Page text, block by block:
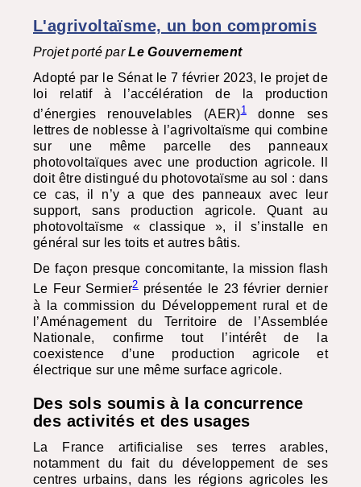
L'agrivoltaïsme, un bon compromis
Projet porté parLe Gouvernement
Adopté par le Sénat le 7 février 2023, le projet de
loi relatif à l’accélération de la production
d’énergies renouvelables (AER)1donne ses
lettres de noblesse à l’agrivoltaïsme qui combine
sur une même parcelle des panneaux
photovoltaïques avec une production agricole. Il
doit être distingué du photovotaïsme au sol : dans
ce cas, il n’y a que des panneaux avec leur
support, sans production agricole. Quant au
photovoltaïsme « classique », il s’installe en
général sur les toits et autres bâtis.
De façon presque concomitante, la mission flash
Le Feur Sermier2présentée le 23 février dernier
à la commission du Développement rural et de
l’Aménagement du Territoire de l’Assemblée
Nationale, confirme tout l’intérêt de la
coexistence d’une production agricole et
électrique sur une même surface agricole.
Des sols soumis à la concurrence
des activités et des usages
La France artificialise ses terres arables,
notamment du fait du développement de ses
centres urbains, dans les régions agricoles les